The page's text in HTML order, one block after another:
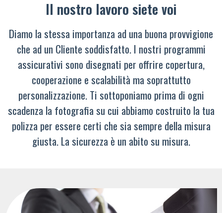
Il nostro lavoro siete voi
Diamo la stessa importanza ad una buona provvigione
che ad un Cliente soddisfatto. I nostri programmi
assicurativi sono disegnati per offrire copertura,
cooperazione e scalabilità ma soprattutto
personalizzazione. Ti sottoponiamo prima di ogni
scadenza la fotografia su cui abbiamo costruito la tua
polizza per essere certi che sia sempre della misura
giusta. La sicurezza è un abito su misura.